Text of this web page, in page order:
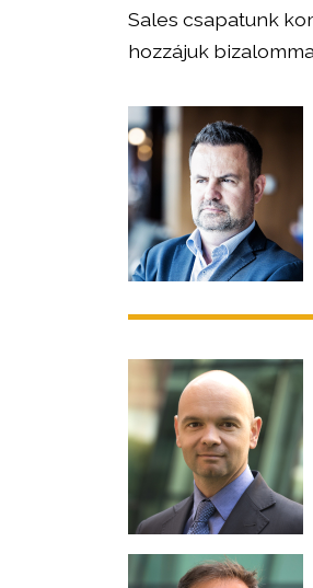
Sales csapatunk
hozzájuk